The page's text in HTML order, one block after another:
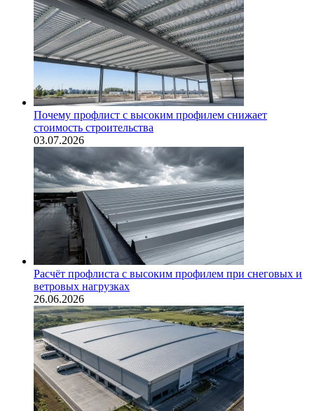
Почему профлист с высоким профилем снижает
стоимость строительства
03.07.2026
Расчёт профлиста с высоким профилем при снеговых и
ветровых нагрузках
26.06.2026